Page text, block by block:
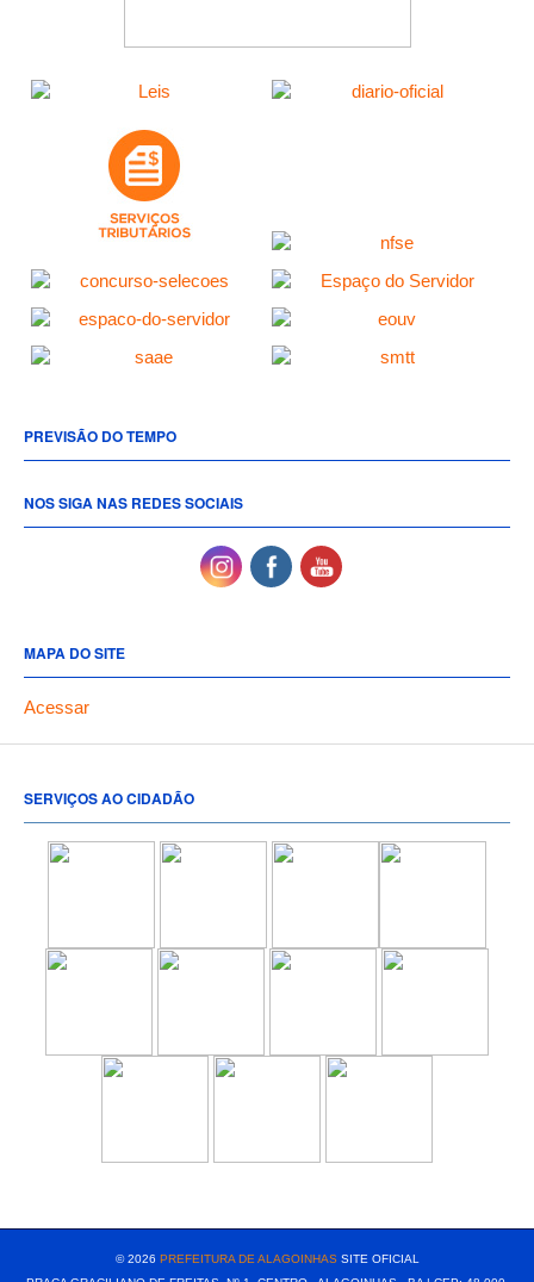
PREVISÃO DO TEMPO
NOS SIGA NAS REDES SOCIAIS
MAPA DO SITE
Acessar
SERVIÇOS AO CIDADÃO
© 2026 PREFEITURA DE ALAGOINHASSITE OFICIAL